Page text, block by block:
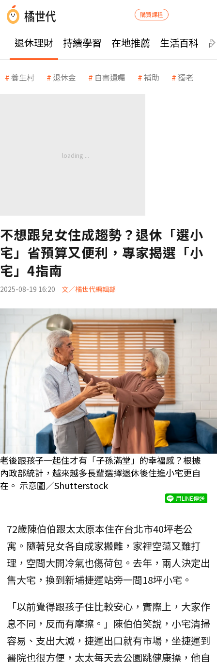
購買課程
退休理財 持續學習 在地推薦 生活百科
養生村 退休金 自書遺囑 補助 獨老
不想跟兒女住成趨勢？退休「選小
宅」省預算又便利，專家揭選「小
宅」4指南
2025-08-19 16:20 文／橘世代編輯部
老後跟孩子一起住才有「子孫滿堂」的幸福感？根據
內政部統計，越來越多長輩選擇退休後住進小宅更自
在。 示意圖／Shutterstock
用LINE傳送
72歲陳伯伯跟太太原本住在台北市40坪老公
寓。隨著兒女各自成家搬離，家裡空蕩又難打
理，空間大開冷氣也傷荷包。去年，兩人決定出
售大宅，換到新埔捷運站旁一間18坪小宅。
「以前覺得跟孩子住比較安心，實際上，大家作
息不同，反而有摩擦。」陳伯伯笑說，小宅清掃
容易、支出大減，捷運出口就有市場，坐捷運到
醫院也很方便，太太每天去公園跳健康操，他自